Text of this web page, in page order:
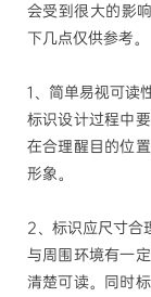
会受到很大的影
下几点仅供参考。
1、简单易视可读
标识设计过程中
在合理醒目的位
形象。
2、标识应尺寸合
与周围环境有一
清楚可读。同时